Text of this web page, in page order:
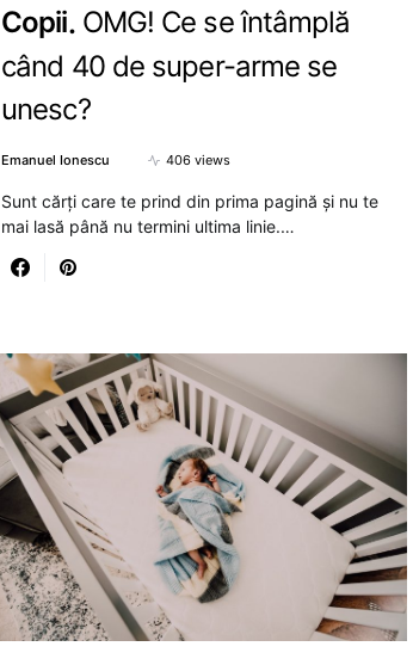
Copii OMG! Ce se întâmplă
când 40 de super-arme se
unesc?
Emanuel Ionescu 406 views
Sunt cărți care te prind din prima pagină și nu te
mai lasă până nu termini ultima linie.…